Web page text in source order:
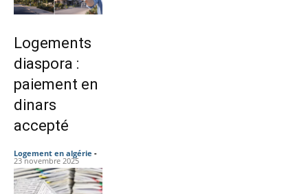
Logements
diaspora :
paiement en
dinars
accepté
Logement en algérie -
23 novembre 2025